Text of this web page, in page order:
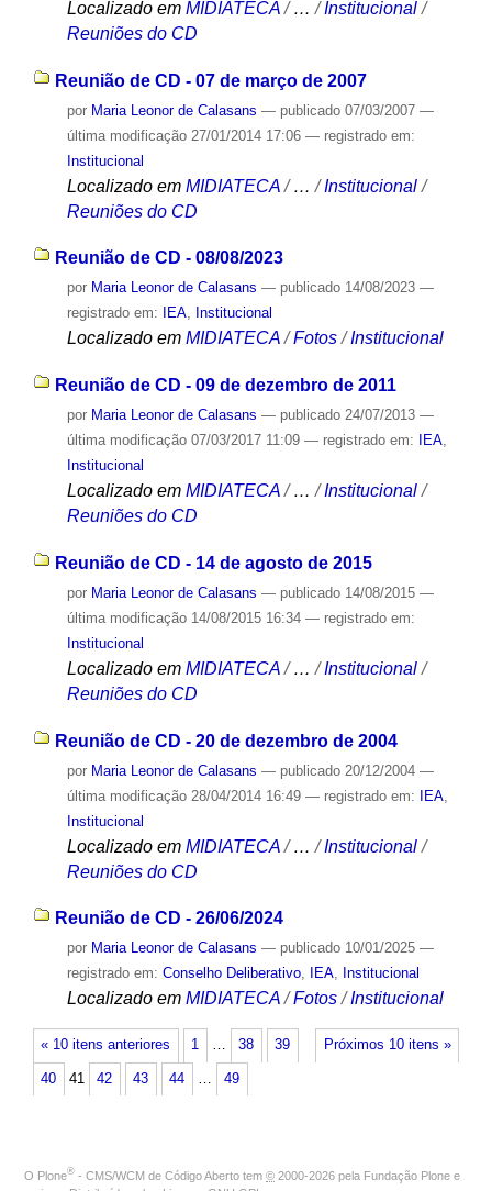
Localizado em MIDIATECA /…/Institucional /
Reuniões do CD
Reunião de CD - 07 de março de 2007
por Maria Leonor de Calasans — publicado07/03/2007 —
última modificação27/01/2014 17:06 — registrado em:
Institucional
Localizado em MIDIATECA /…/Institucional /
Reuniões do CD
Reunião de CD - 08/08/2023
por Maria Leonor de Calasans — publicado14/08/2023 —
registrado em:
IEA, Institucional
Localizado em MIDIATECA /Fotos /Institucional
Reunião de CD - 09 de dezembro de 2011
por Maria Leonor de Calasans — publicado24/07/2013 —
última modificação07/03/2017 11:09 — registrado em: IEA,
Institucional
Localizado em MIDIATECA /…/Institucional /
Reuniões do CD
Reunião de CD - 14 de agosto de 2015
por Maria Leonor de Calasans — publicado14/08/2015 —
última modificação14/08/2015 16:34 — registrado em:
Institucional
Localizado em MIDIATECA /…/Institucional /
Reuniões do CD
Reunião de CD - 20 de dezembro de 2004
por Maria Leonor de Calasans — publicado20/12/2004 —
última modificação28/04/2014 16:49 — registrado em: IEA,
Institucional
Localizado em MIDIATECA /…/Institucional /
Reuniões do CD
Reunião de CD - 26/06/2024
por Maria Leonor de Calasans — publicado10/01/2025 —
registrado em: Conselho Deliberativo, IEA, Institucional
Localizado em MIDIATECA /Fotos /Institucional
« 10 itens anteriores Próximos 10 itens »
1 … 38 39
40 41 42 43 44 … 49
O Plone® - CMS/WCM de Código Aberto tem © 2000-2026 pela Fundação Plone e